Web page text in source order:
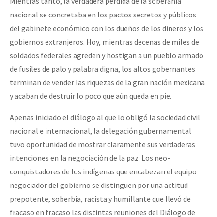
nacional se concretaba en los pactos secretos y públicos
del gabinete económico con los dueños de los dineros y los
gobiernos extranjeros. Hoy, mientras decenas de miles de
soldados federales agreden y hostigan a un pueblo armado
de fusiles de palo y palabra digna, los altos gobernantes
terminan de vender las riquezas de la gran nación mexicana
y acaban de destruir lo poco que aún queda en pie.
Apenas iniciado el diálogo al que lo obligó la sociedad civil
nacional e internacional, la delegación gubernamental
tuvo oportunidad de mostrar claramente sus verdaderas
intenciones en la negociación de la paz. Los neo-
conquistadores de los indígenas que encabezan el equipo
negociador del gobierno se distinguen por una actitud
prepotente, soberbia, racista y humillante que llevó de
fracaso en fracaso las distintas reuniones del Diálogo de